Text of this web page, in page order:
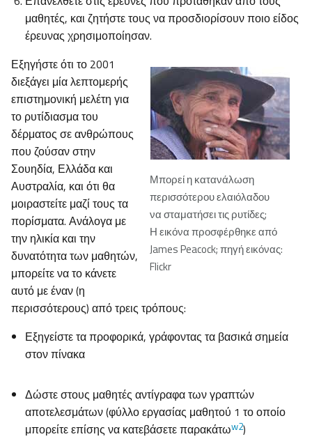
μαθητές, και ζητήστε τους να προσδιορίσουν ποιο είδος
έρευνας χρησιμοποίησαν.
Μπορεί η κατανάλωση
περισσότερου ελαιόλαδου
να σταματήσει τις ρυτίδες;
Η εικόνα προσφέρθηκε από
James Peacock; πηγή εικόνας:
Flickr
Εξηγήστε ότι το 2001
διεξάγει μία λεπτομερής
επιστημονική μελέτη για
το ρυτίδιασμα του
δέρματος σε ανθρώπους
που ζούσαν στην
Σουηδία, Ελλάδα και
Αυστραλία, και ότι θα
μοιραστείτε μαζί τους τα
πορίσματα. Ανάλογα με
την ηλικία και την
δυνατότητα των μαθητών,
μπορείτε να το κάνετε
αυτό με έναν (η
περισσότερους) από τρεις τρόπους:
Εξηγείστε τα προφορικά, γράφοντας τα βασικά σημεία
στον πίνακα
Δώστε στους μαθητές αντίγραφα των γραπτών
αποτελεσμάτων (φύλλο εργασίας μαθητού 1 το οποίο
μπορείτε επίσης να κατεβάσετε παρακάτωw2)